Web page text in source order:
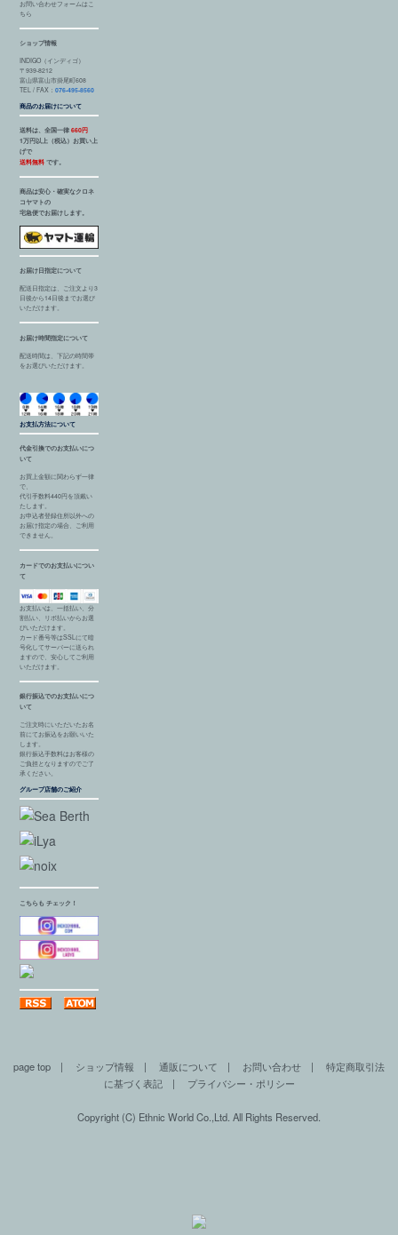
お問い合わせフォームはこ
ちら
ショップ情報
INDIGO（インディゴ）
〒939-8212
富山県富山市掛尾町608
TEL / FAX：076-495-8560
商品のお届けについて
送料は、全国一律660円
1万円以上（税込）お買い上
げで
送料無料 です。
商品は安心・確実なクロネ
コヤマトの
宅急便でお届けします。
お届け日指定について
配送日指定は、ご注文より3
日後から14日後までお選び
いただけます。
お届け時間指定について
配送時間は、下記の時間帯
をお選びいただけます。
お支払方法について
代金引換でのお支払いにつ
いて
お買上金額に関わらず一律
で、
代引手数料440円を頂戴い
たします。
お申込者登録住所以外への
お届け指定の場合、ご利用
できません。
カードでのお支払いについ
て
お支払いは、一括払い、分
割払い、リボ払いからお選
びいただけます。
カード番号等はSSLにて暗
号化してサーバーに送られ
ますので、安心してご利用
いただけます。
銀行振込でのお支払いにつ
いて
ご注文時にいただいたお名
前にてお振込をお願いいた
します。
銀行振込手数料はお客様の
ご負担となりますのでご了
承ください。
グループ店舗のご紹介
こちらも チェック！
page top | ショップ情報 | 通販について | お問い合わせ | 特定商取引法
に基づく表記| プライバシー・ポリシー
Copyright (C) Ethnic World Co.,Ltd. All Rights Reserved.